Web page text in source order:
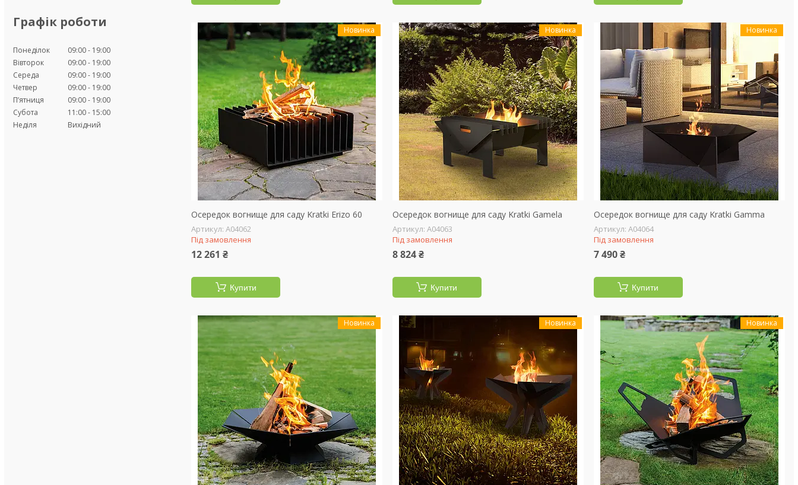
Графік роботи
Понеділок 09:00
19:00
Вівторок
09:00
19:00
Середа
09:00
19:00
Четвер
09:00
19:00
Пʼятниця
09:00
19:00
Субота
11:00
15:00
Неділя
Вихідний
Новинка
Осередок вогнище для саду Kratki Erizo 60
А04062
Під замовлення
12 261 ₴
Купити
Новинка
Осередок вогнище для саду Kratki Gamela
А04063
Під замовлення
8 824 ₴
Купити
Новинка
Осередок вогнище для саду Kratki Gamma
А04064
Під замовлення
7 490 ₴
Купити
Новинка Новинка Новинка